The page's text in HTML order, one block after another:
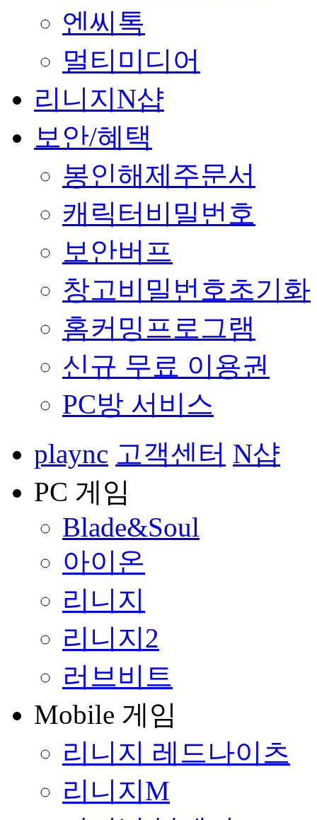
엔씨톡
멀티미디어
리니지N샵
보안/혜택
봉인해제주문서
캐릭터비밀번호
보안버프
창고비밀번호초기화
홈커밍프로그램
신규 무료 이용권
PC방 서비스
plaync 고객센터 N샵
PC 게임
Blade&Soul
아이온
리니지
리니지2
러브비트
Mobile 게임
리니지 레드나이츠
리니지M